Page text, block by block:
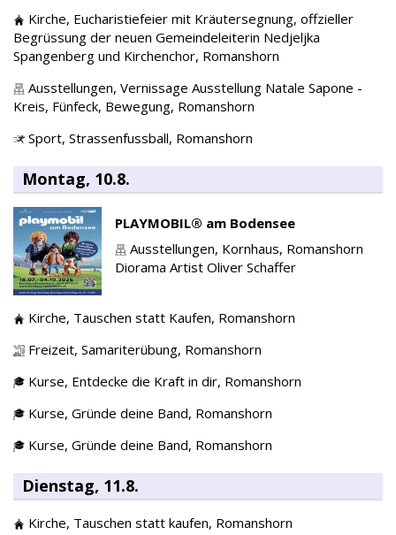
Kirche, Eucharistiefeier mit Kräutersegnung, offzieller
Begrüssung der neuen Gemeindeleiterin Nedjeljka
Spangenberg und Kirchenchor, Romanshorn
Ausstellungen, Vernissage Ausstellung Natale Sapone -
Kreis, Fünfeck, Bewegung, Romanshorn
Sport, Strassenfussball, Romanshorn
Montag, 10.8.
PLAYMOBIL® am Bodensee
Ausstellungen, Kornhaus, Romanshorn
Diorama Artist Oliver Schaffer
Kirche, Tauschen statt Kaufen, Romanshorn
Freizeit, Samariterübung, Romanshorn
Kurse, Entdecke die Kraft in dir, Romanshorn
Kurse, Gründe deine Band, Romanshorn
Kurse, Gründe deine Band, Romanshorn
Dienstag, 11.8.
Kirche, Tauschen statt kaufen, Romanshorn